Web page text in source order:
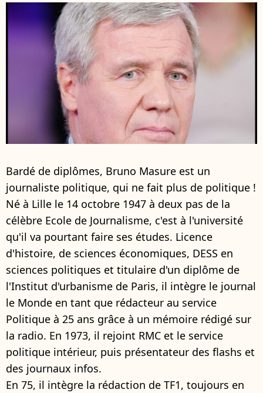
Bardé de diplômes, Bruno Masure est un
journaliste politique, qui ne fait plus de politique !
Né à Lille le 14 octobre 1947 à deux pas de la
célèbre Ecole de Journalisme, c'est à l'université
qu'il va pourtant faire ses études. Licence
d'histoire, de sciences économiques, DESS en
sciences politiques et titulaire d'un diplôme de
l'Institut d'urbanisme de Paris, il intègre le journal
le Monde en tant que rédacteur au service
Politique à 25 ans grâce à un mémoire rédigé sur
la radio. En 1973, il rejoint RMC et le service
politique intérieur, puis présentateur des flashs et
des journaux infos.
En 75, il intègre la rédaction de TF1, toujours en